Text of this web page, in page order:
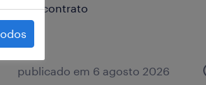
contrato
publicado em 6 agosto 2026